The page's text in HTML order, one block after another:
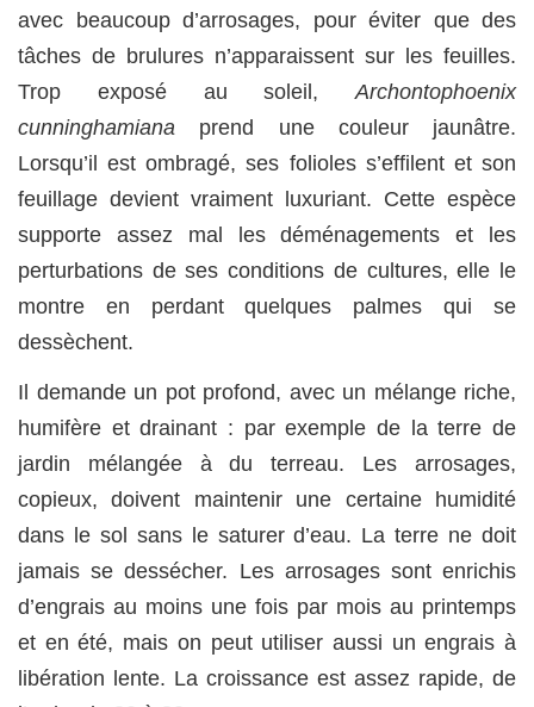
avec beaucoup d’arrosages, pour éviter que des
tâches de brulures n’apparaissent sur les feuilles.
Trop exposé au soleil, Archontophoenix
cunninghamiana prend une couleur jaunâtre.
Lorsqu’il est ombragé, ses folioles s’effilent et son
feuillage devient vraiment luxuriant. Cette espèce
supporte assez mal les déménagements et les
perturbations de ses conditions de cultures, elle le
montre en perdant quelques palmes qui se
dessèchent.
Il demande un pot profond, avec un mélange riche,
humifère et drainant : par exemple de la terre de
jardin mélangée à du terreau. Les arrosages,
copieux, doivent maintenir une certaine humidité
dans le sol sans le saturer d’eau. La terre ne doit
jamais se dessécher. Les arrosages sont enrichis
d’engrais au moins une fois par mois au printemps
et en été, mais on peut utiliser aussi un engrais à
libération lente. La croissance est assez rapide, de